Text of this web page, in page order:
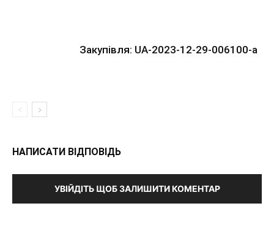
Закупівля: UA-2023-12-29-006100-a
НАПИСАТИ ВІДПОВІДЬ
УВІЙДІТЬ ЩОБ ЗАЛИШИТИ КОМЕНТАР